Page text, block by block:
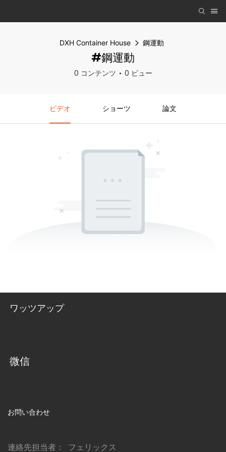
DXH Container House 鋼運動
#鋼運動
0 コンテンツ 0 ビュー
ビデオ ショーツ 論文
ワッツアップ
微信
お問い合わせ
連絡先担当者： フェリックス